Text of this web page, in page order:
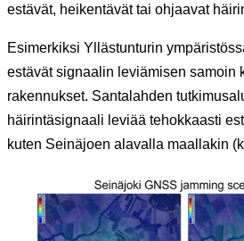
estävät, heikentävät tai ohjaavat
Esimerkiksi Yllästunturin
estävät signaalin leviämisen samoin
rakennukset. Santalahden
häirintäsignaali leviää tehokkaasti
kuten Seinäjoen alavalla maallakin